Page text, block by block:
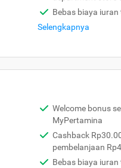
Bebas biaya
Selengkapnya
Welcome bonus
MyPertamina
Cashback
pembelanjaan
Bebas biaya